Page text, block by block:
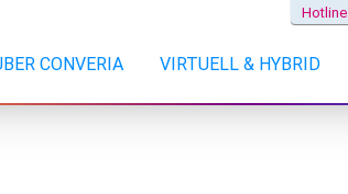
CONVERIA VIRTUELL & HYBRID
Hotline